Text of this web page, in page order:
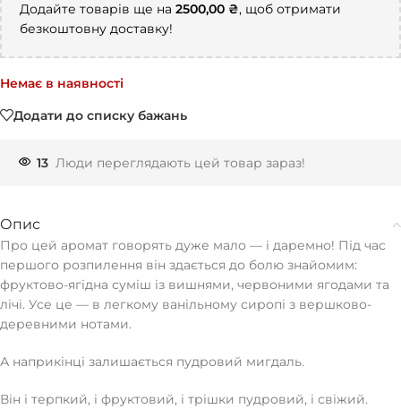
Додайте товарів ще на 2500,00 ₴, щоб отримати
безкоштовну доставку!
Немає в наявності
Додати до списку бажань
13 Люди переглядають цей товар зараз!
Опис
Про цей аромат говорять дуже мало — і даремно! Під час
першого розпилення він здається до болю знайомим:
фруктово-ягідна суміш із вишнями, червоними ягодами та
лічі. Усе це — в легкому ванільному сиропі з вершково-
деревними нотами.
А наприкінці залишається пудровий мигдаль.
Він і терпкий, і фруктовий, і трішки пудровий, і свіжий.